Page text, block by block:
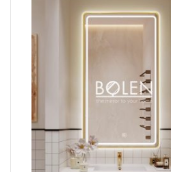
Gương có thể sử dụng ở khu
trang điểm.